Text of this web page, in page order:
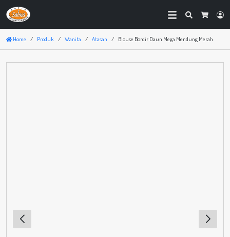
Search
Home Produk Wanita Atasan Blouse Bordir Daun Mega Mendung Merah